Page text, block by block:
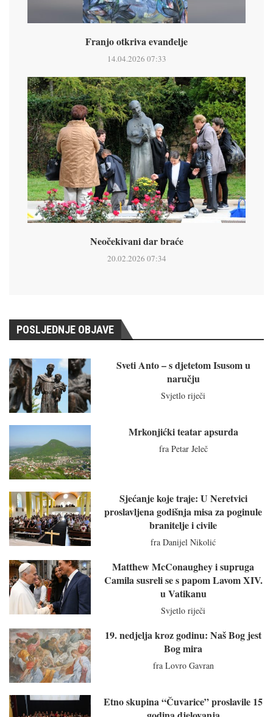
Franjo otkriva evanđelje
14.04.2026 07:33
Neočekivani dar braće
20.02.2026 07:34
POSLJEDNJE OBJAVE
Sveti Anto – s djetetom Isusom u
naručju
Svjetlo riječi
Mrkonjićki teatar apsurda
fra Petar Jeleč
Sjećanje koje traje: U Neretvici
proslavljena godišnja misa za poginule
branitelje i civile
fra Danijel Nikolić
Matthew McConaughey i supruga
Camila susreli se s papom Lavom XIV.
u Vatikanu
Svjetlo riječi
19. nedjelja kroz godinu: Naš Bog jest
Bog mira
fra Lovro Gavran
Etno skupina “Čuvarice” proslavile 15